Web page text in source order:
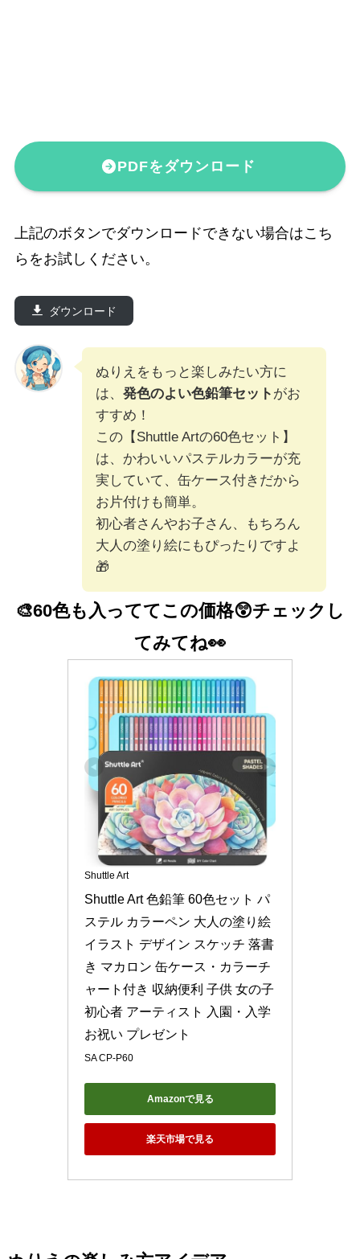
PDFをダウンロード
上記のボタンでダウンロードできない場合はこち
らをお試しください。
ダウンロード
ぬりえをもっと楽しみたい方に
は、 発色のよい色鉛筆セット がお
すすめ！
この【Shuttle Artの60色セット】
は、かわいいパステルカラーが充
実していて、缶ケース付きだから
お片付けも簡単。
初心者さんやお子さん、もちろん
大人の塗り絵にもぴったりですよ
🎁
🎨60色も入っててこの価格😲チェックし
てみてね👀
Shuttle Art
Shuttle Art 色鉛筆 60色セット パ
ステル カラーペン 大人の塗り絵
イラスト デザイン スケッチ 落書
き マカロン 缶ケース・カラーチ
ャート付き 収納便利 子供 女の子
初心者 アーティスト 入園・入学
お祝い プレゼント
SA CP-P60
Amazonで見る
楽天市場で見る